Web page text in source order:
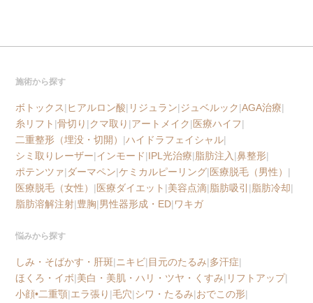
施術から探す
ボトックス|ヒアルロン酸| リジュラン|ジュベルック|AGA治療|
糸リフト |骨切り |クマ取り |アートメイク|医療ハイフ|
二重整形（埋没・切開） |ハイドラフェイシャル|
シミ取りレーザー|インモード|IPL光治療|脂肪注入 |鼻整形|
ポテンツァ|ダーマペン|ケミカルピーリング|医療脱毛（男性） |
医療脱毛（女性） |医療ダイエット |美容点滴|脂肪吸引 |脂肪冷却|
脂肪溶解注射|豊胸|男性器形成・ED|ワキガ
悩みから探す
しみ・そばかす・肝斑| ニキビ|目元のたるみ|多汗症|
ほくろ・イボ|美白・美肌・ハリ・ツヤ・くすみ| リフトアップ|
小顔•二重顎|エラ張り |毛穴|シワ・たるみ|おでこの形|